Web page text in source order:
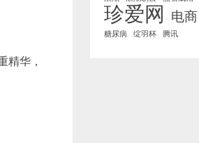
精华，
珍爱网 电商
糖尿病
绽羽杯 腾讯